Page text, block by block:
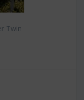
Twin